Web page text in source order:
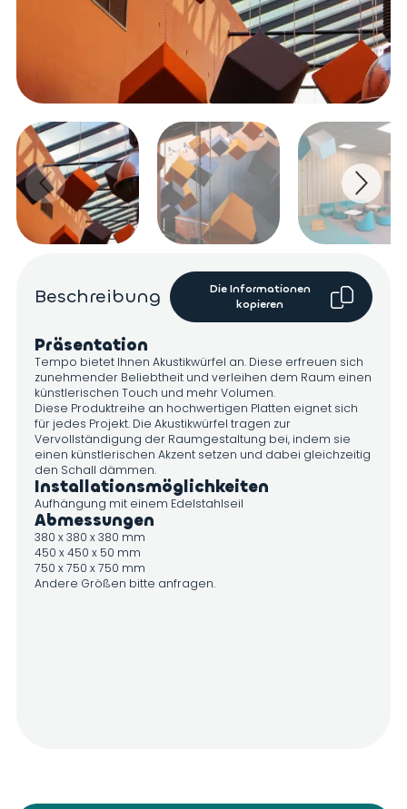
Beschreibung
Die Informationen
kopieren
Präsentation
Tempo bietet Ihnen Akustikwürfel an. Diese erfreuen sich
zunehmender Beliebtheit und verleihen dem Raum einen
künstlerischen Touch und mehr Volumen.
Diese Produktreihe an hochwertigen Platten eignet sich
für jedes Projekt. Die Akustikwürfel tragen zur
Vervollständigung der Raumgestaltung bei, indem sie
einen künstlerischen Akzent setzen und dabei gleichzeitig
den Schall dämmen.
Installationsmöglichkeiten
Aufhängung mit einem Edelstahlseil
Abmessungen
380 x 380 x 380 mm
450 x 450 x 50 mm
750 x 750 x 750 mm
Andere Größen bitte anfragen.